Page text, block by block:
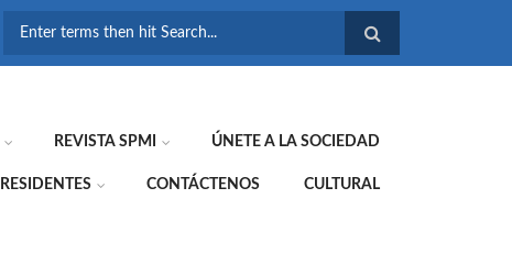
REVISTA SPMI ÚNETE A LA SOCIEDAD
RESIDENTES CONTÁCTENOS CULTURAL